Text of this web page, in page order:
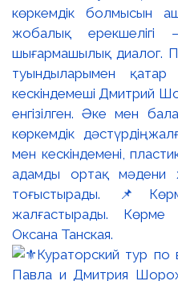
көркемдік болмысын
жобалық ерекшелігі
шығармашылық диалог.
туындыларымен қатар
кескіндемеші Дмитрий
енгізілген. Әке мен
көркемдік дәстүрдің
мен кескіндемені,
адамды ортақ мәдени
тоғыстырады.
жалғастырады.
Оксана Танская.